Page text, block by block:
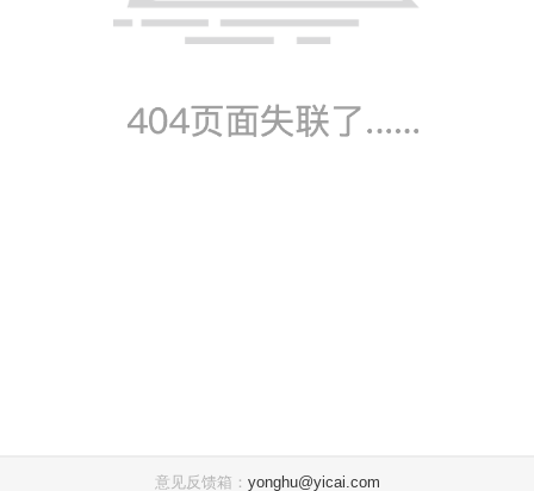
意见反馈箱： yonghu@yicai.com